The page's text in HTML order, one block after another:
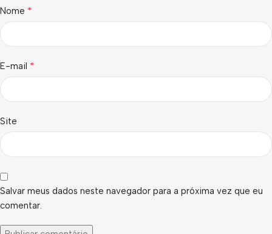
Nome *
E-mail *
Site
Salvar meus dados neste navegador para a próxima vez que eu
comentar.